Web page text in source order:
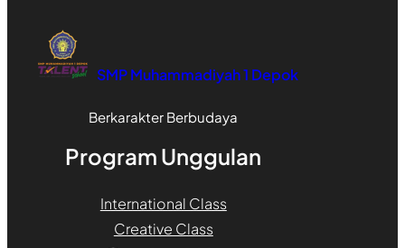
SMP Muhammadiyah 1 Depok
Berkarakter Berbudaya
Program Unggulan
International Class
Creative Class